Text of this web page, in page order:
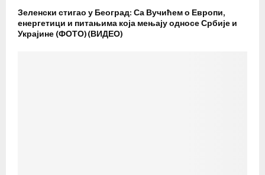
Зеленски стигао у Београд: Са Вучићем о Европи,
енергетици и питањима која мењају односе Србије и
Украјине (ФОТО)(ВИДЕО)